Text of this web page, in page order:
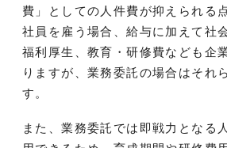
費」としての人件費が抑えられる
社員を雇う場合、給与に加えて社
福利厚生、教育・研修費なども企
りますが、業務委託の場合はそれ
す。
また、業務委託では即戦力となる